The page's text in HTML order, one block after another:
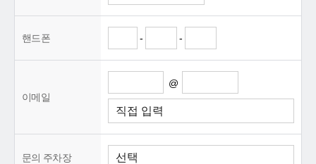
핸드폰 - -
이메일
@
문의 주차장